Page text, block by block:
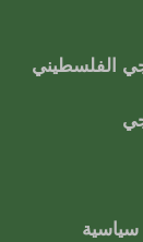
الفلسطيني
سياسية